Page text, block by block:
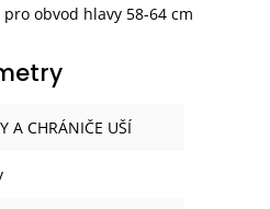
obvod hlavy 58-64 cm
A CHRÁNIČE UŠÍ